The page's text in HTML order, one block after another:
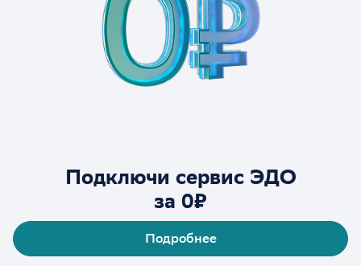
Подключи сервис ЭДО
за 0₽
Подробнее